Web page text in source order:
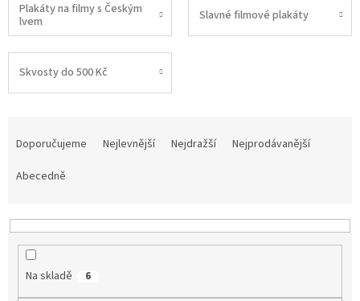
Plakáty na filmy s Českým
lvem
Slavné filmové plakáty
Skvosty do 500 Kč
p
Doporučujeme Nejlevnější Nejdražší
Nejprodávanější
Abecedně
Na skladě 6